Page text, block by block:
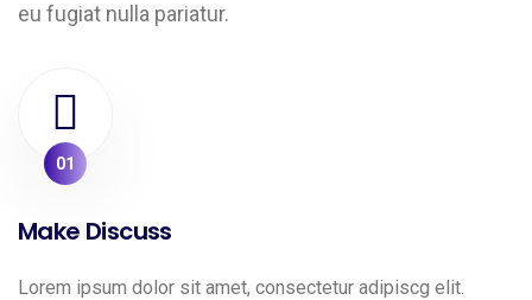
eu fugiat nulla pariatur.
01
Make Discuss
Lorem ipsum dolor sit amet, consectetur adipiscg elit.